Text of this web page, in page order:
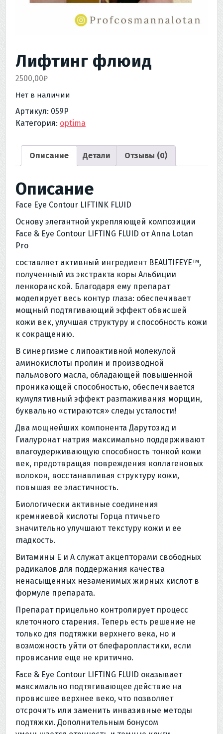
Лифтинг флюид
2500,00₽
Нет в наличии
Артикул: 059Р
Категория: optima
Описание Детали Отзывы (0)
Описание
Face Eye Contour LIFTINK FLUID
Основу элегантной укрепляющей композиции
Face & Eye Contour LIFTING FLUID от Anna Lotan
Pro
составляет активный ингредиент BEAUTIFEYE™️,
полученный из экстракта коры Альбиции
ленкоранской. Благодаря ему препарат
моделирует весь контур глаза: обеспечивает
мощный подтягивающий эффект обвисшей
кожи век, улучшая структуру и способность кожи
к сокращению.
В синергизме с липоактивной молекулой
аминокислоты пролин и производной
пальмового масла, обладающей повышенной
проникающей способностью, обеспечивается
кумулятивный эффект разглаживания морщин,
буквально «стираются» следы усталости!
Два мощнейших компонента Дарутозид и
Гиалуронат натрия максимально поддерживают
влагоудерживающую способность тонкой кожи
век, предотвращая повреждения коллагеновых
волокон, восстанавливая структуру кожи,
повышая ее эластичность.
Биологически активные соединения
кремниевой кислоты Горца птичьего
значительно улучшают текстуру кожи и ее
гладкость.
Витамины E и A служат акцепторами свободных
радикалов для поддержания качества
ненасыщенных незаменимых жирных кислот в
формуле препарата.
Препарат прицельно контролирует процесс
клеточного старения. Теперь есть решение не
только для подтяжки верхнего века, но и
возможность уйти от блефаропластики, если
провисание еще не критично.
Face & Eye Contour LIFTING FLUID оказывает
максимально подтягивающее действие на
провисшее верхнее веко, что позволяет
отсрочить или заменить инвазивные методы
подтяжки. Дополнительным бонусом